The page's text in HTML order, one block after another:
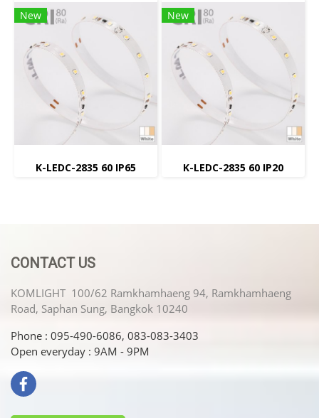
New
K-LEDC-2835 60 IP65
New
K-LEDC-2835 60 IP20
CONTACT US
KOMLIGHT 100/62 Ramkhamhaeng 94, Ramkhamhaeng
Road, Saphan Sung, Bangkok 10240
Phone : 095-490-6086, 083-083-3403
Open everyday : 9AM - 9PM